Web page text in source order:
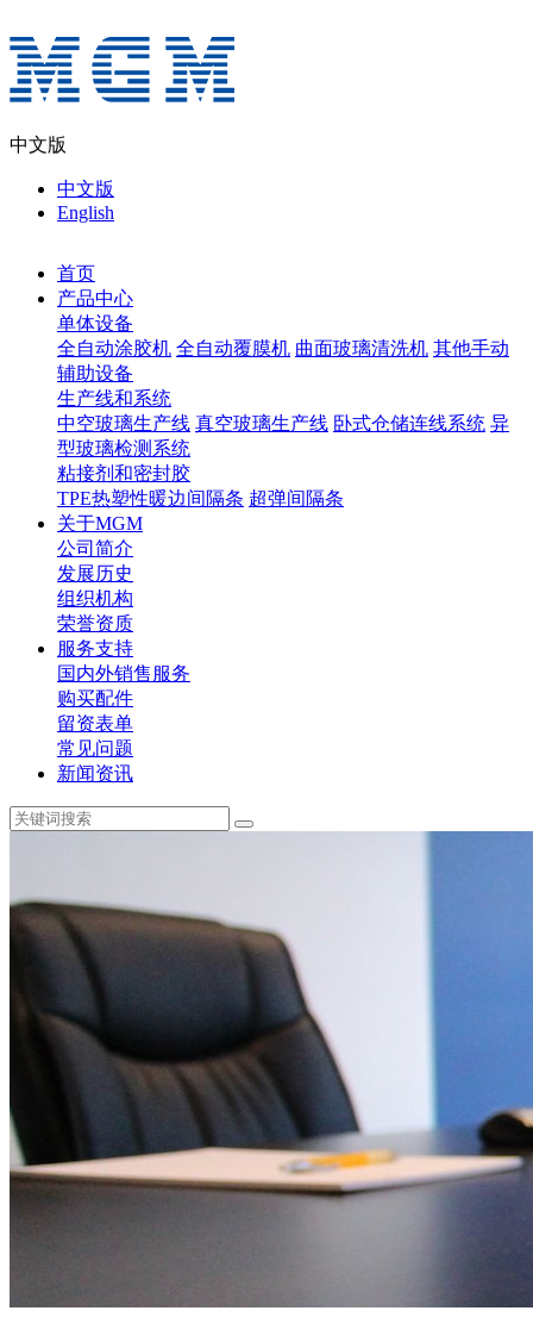
中文版
中文版
English
首页
产品中心
单体设备
全自动涂胶机 全自动覆膜机 曲面玻璃清洗机 其他手动
辅助设备
生产线和系统
中空玻璃生产线 真空玻璃生产线 卧式仓储连线系统 异
型玻璃检测系统
粘接剂和密封胶
TPE热塑性暖边间隔条 超弹间隔条
关于MGM
公司简介
发展历史
组织机构
荣誉资质
服务支持
国内外销售服务
购买配件
留资表单
常见问题
新闻资讯